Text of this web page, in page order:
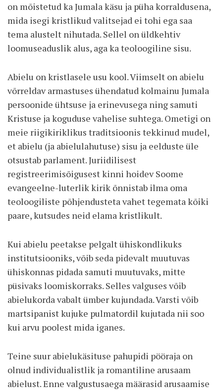
on mõistetud ka Jumala käsu ja püha korraldusena,
mida isegi kristlikud valitsejad ei tohi ega saa
tema alustelt nihutada. Sellel on üldkehtiv
loomuseaduslik alus, aga ka teoloogiline sisu.
Abielu on kristlasele usu kool. Viimselt on abielu
võrreldav armastuses ühendatud kolmainu Jumala
persoonide ühtsuse ja erinevusega ning samuti
Kristuse ja koguduse vahelise suhtega. Ometigi on
meie riigikiriklikus traditsioonis tekkinud mudel,
et abielu (ja abielulahutuse) sisu ja eelduste üle
otsustab parlament. Juriidilisest
registreerimisõigusest kinni hoidev Soome
evangeelne-luterlik kirik õnnistab ilma oma
teoloogiliste põhjendusteta vahet tegemata kõiki
paare, kutsudes neid elama kristlikult.
Kui abielu peetakse pelgalt ühiskondlikuks
institutsiooniks, võib seda pidevalt muutuvas
ühiskonnas pidada samuti muutuvaks, mitte
püsivaks loomiskorraks. Selles valguses võib
abielukorda vabalt ümber kujundada. Varsti võib
martsipanist kujuke pulmatordil kujutada nii soo
kui arvu poolest mida iganes.
Teine suur abielukäsituse pahupidi pööraja on
olnud individualistlik ja romantiline arusaam
abielust. Enne valgustusaega määrasid arusaamise